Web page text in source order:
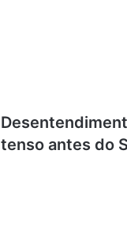
tenso antes do